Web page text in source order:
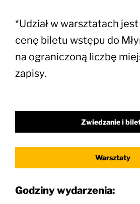
*Udział w warsztatach
cenę biletu wstępu do
na ograniczoną liczbę
zapisy.
Zwiedzanie i
Warsztaty
Godziny wydarzenia: